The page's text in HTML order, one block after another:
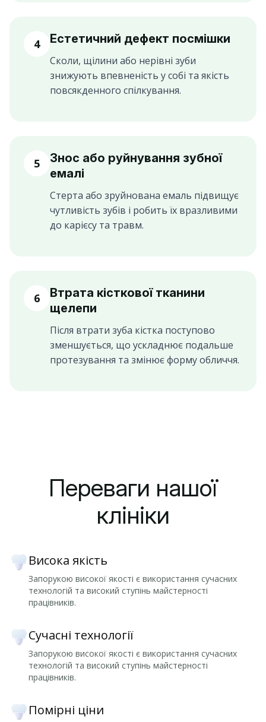
4 Естетичний дефект посмішки
Сколи, щілини або нерівні зуби
знижують впевненість у собі та якість
повсякденного спілкування.
5
Знос або руйнування зубної
емалі
Стерта або зруйнована емаль підвищує
чутливість зубів і робить їх вразливими
до карієсу та травм.
6
Втрата кісткової тканини
щелепи
Після втрати зуба кістка поступово
зменшується, що ускладнює подальше
протезування та змінює форму обличчя.
Переваги нашої
клініки
Висока якість
Запорукою високої якості є використання сучасних
технологій та високий ступінь майстерності
працівників.
Сучасні технології
Запорукою високої якості є використання сучасних
технологій та високий ступінь майстерності
працівників.
Помірні ціни